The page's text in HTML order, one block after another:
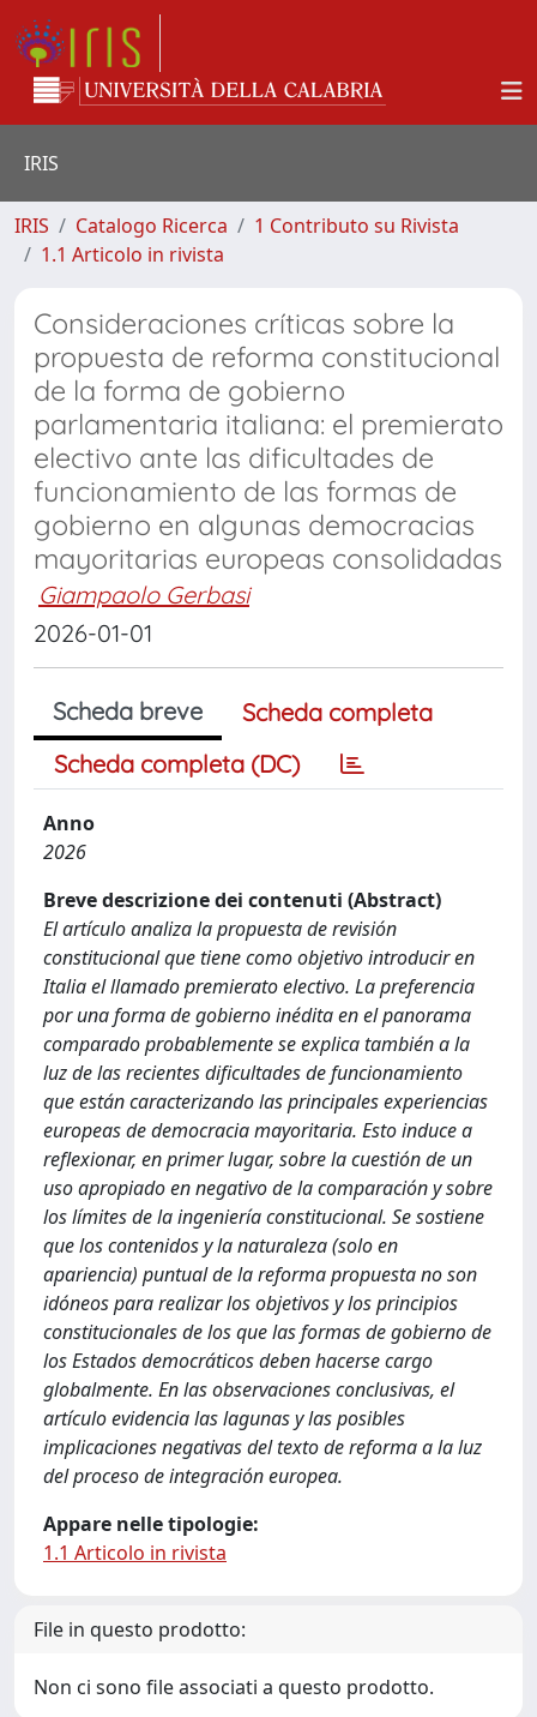
IRIS
IRIS Catalogo Ricerca
1 Contributo su Rivista
1.1 Articolo in rivista
Consideraciones críticas sobre la
propuesta de reforma constitucional
de la forma de gobierno
parlamentaria italiana: el premierato
electivo ante las dificultades de
funcionamiento de las formas de
gobierno en algunas democracias
mayoritarias europeas consolidadas
Giampaolo Gerbasi
2026-01-01
Scheda breve
Scheda completa
Scheda completa (DC)
Anno
2026
Breve descrizione dei contenuti (Abstract)
El artículo analiza la propuesta de revisión
constitucional que tiene como objetivo introducir en
Italia el llamado premierato electivo. La preferencia
por una forma de gobierno inédita en el panorama
comparado probablemente se explica también a la
luz de las recientes dificultades de funcionamiento
que están caracterizando las principales experiencias
europeas de democracia mayoritaria. Esto induce a
reflexionar, en primer lugar, sobre la cuestión de un
uso apropiado en negativo de la comparación y sobre
los límites de la ingeniería constitucional. Se sostiene
que los contenidos y la naturaleza (solo en
apariencia) puntual de la reforma propuesta no son
idóneos para realizar los objetivos y los principios
constitucionales de los que las formas de gobierno de
los Estados democráticos deben hacerse cargo
globalmente. En las observaciones conclusivas, el
artículo evidencia las lagunas y las posibles
implicaciones negativas del texto de reforma a la luz
del proceso de integración europea.
Appare nelle tipologie:
1.1 Articolo in rivista
File in questo prodotto:
Non ci sono file associati a questo prodotto.